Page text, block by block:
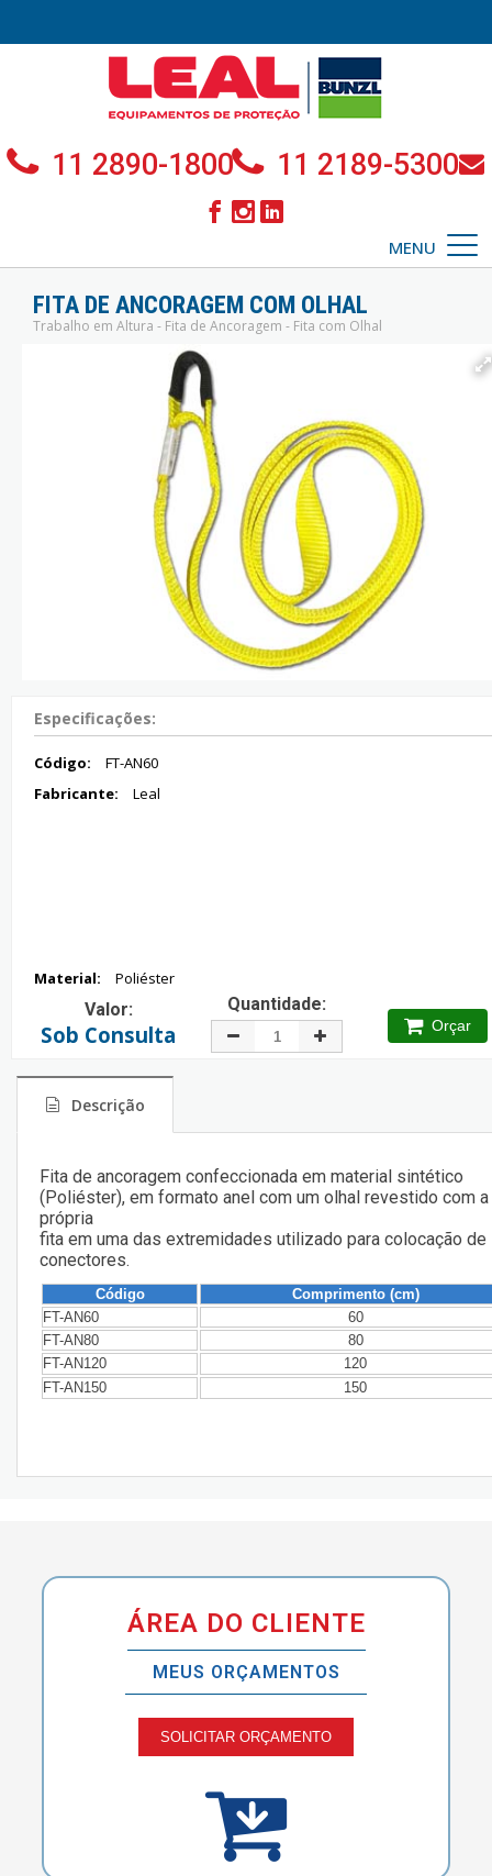
11 2890-1800 11 2189-5300
MENU
FITA DE ANCORAGEM COM OLHAL
Trabalho em Altura - Fita de Ancoragem - Fita com Olhal
Especificações:
Código:
FT-AN60
Fabricante:
Leal
Material: Poliéster
Valor:
Sob Consulta
Quantidade:
Orçar
Descrição
Fita de ancoragem confeccionada em material sintético
(Poliéster), em formato anel com um olhal revestido com a
própria
fita em uma das extremidades utilizado para colocação de
conectores.
Código
Comprimento (cm)
FT-AN60
60
FT-AN80
80
FT-AN120
120
FT-AN150
150
ÁREA DO CLIENTE
MEUS ORÇAMENTOS
SOLICITAR ORÇAMENTO